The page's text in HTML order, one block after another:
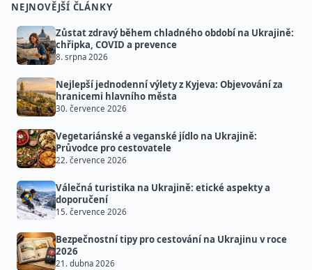
NEJNOVĚJŠÍ ČLÁNKY
Zůstat zdravý během chladného období na Ukrajině:
chřipka, COVID a prevence
8. srpna 2026
Nejlepší jednodenní výlety z Kyjeva: Objevování za
hranicemi hlavního města
30. července 2026
Vegetariánské a veganské jídlo na Ukrajině:
Průvodce pro cestovatele
22. července 2026
Válečná turistika na Ukrajině: etické aspekty a
doporučení
15. července 2026
Bezpečnostní tipy pro cestování na Ukrajinu v roce
2026
21. dubna 2026